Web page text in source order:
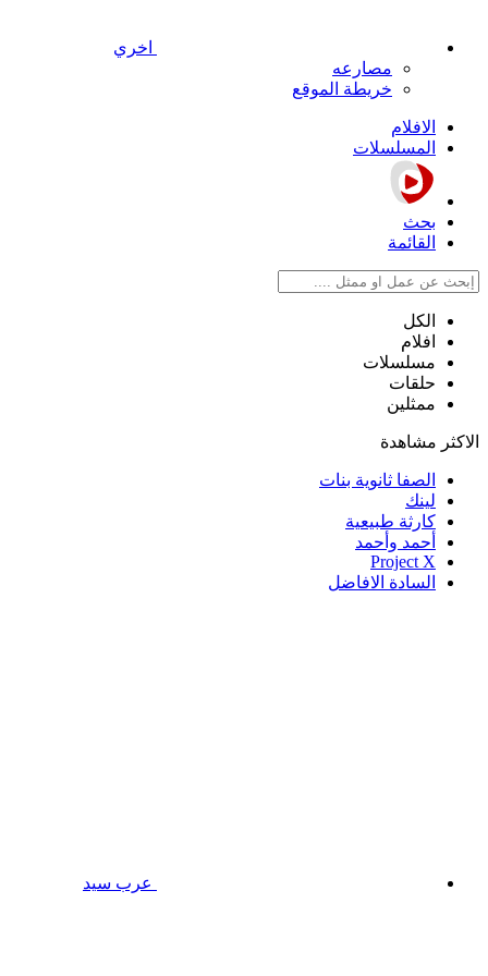
اخري
مصارعه
خريطة الموقع
الافلام
المسلسلات
بحث
القائمة
الكل
افلام
مسلسلات
حلقات
ممثلين
الاكثر مشاهدة
الصفا ثانوية بنات
لينك
كارثة طبيعية
أحمد وأحمد
Project X
السادة الافاضل
عرب سيد